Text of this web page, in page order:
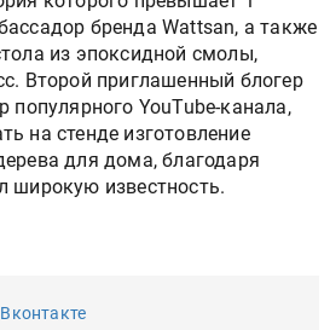
бренда Wattsan, а также
из эпоксидной смолы,
Второй приглашенный блогер
популярного YouTube-канала,
на стенде изготовление
для дома, благодаря
широкую известность.
Вконтакте